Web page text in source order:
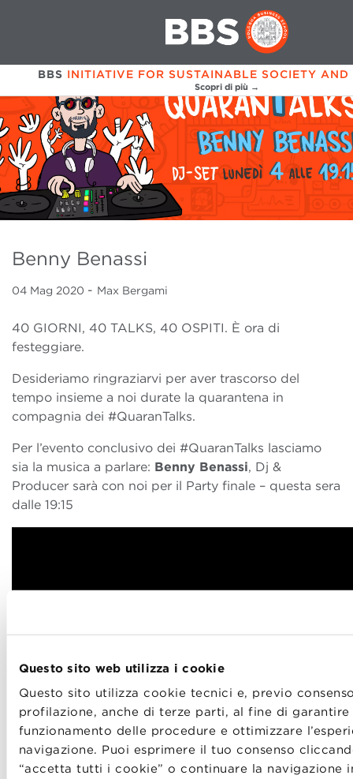
Questo sito web utilizza i cookie
Questo sito utilizza cookie tecnici e, previo
profilazione, anche di terze parti, al fine di
funzionamento delle procedure e ottimizzare
navigazione. Puoi esprimere il tuo consenso
“accetta tutti i cookie” o continuare la navigazione
BBS INITIATIVE FOR SUSTAINABLE SOCIETY AND
Scopri di più →
Benny Benassi
04 Mag 2020 - Max Bergami
40 GIORNI, 40 TALKS, 40 OSPITI. È ora di
festeggiare.
Desideriamo ringraziarvi per aver trascorso del
tempo insieme a noi durate la quarantena in
compagnia dei #QuaranTalks.
Per l’evento conclusivo dei #QuaranTalks lasciamo
sia la musica a parlare: Benny Benassi, Dj &
Producer sarà con noi per il Party finale – questa sera
dalle 19:15